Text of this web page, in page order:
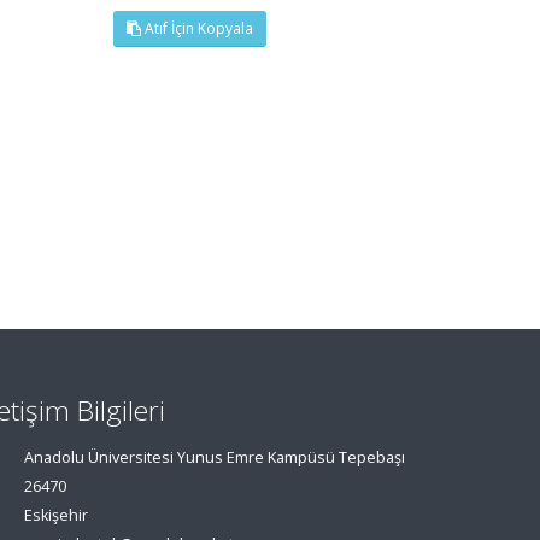
Atıf İçin Kopyala
Bilgileri
Anadolu Üniversitesi Yunus Emre Kampüsü Tepebaşı
26470
Eskişehir